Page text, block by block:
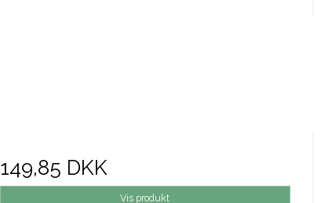
149,85 DKK
Vis produkt